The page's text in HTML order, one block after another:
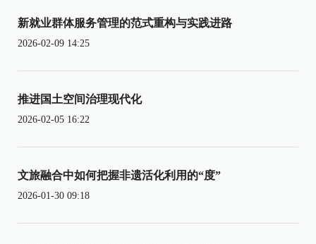
新就业群体服务管理的范式重构与实践进路
2026-02-09 14:25
推进国土空间治理现代化
2026-02-05 16:22
文旅融合中如何把握非遗活化利用的“度”
2026-01-30 09:18